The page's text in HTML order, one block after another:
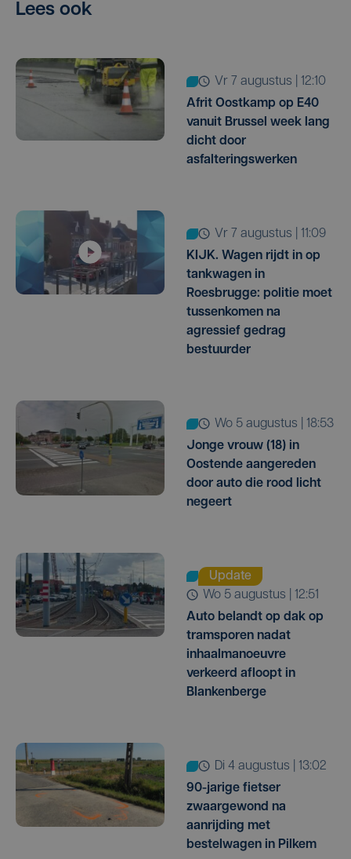
Lees ook
vr 7 augustus | 12:10
Afrit Oostkamp op E40
vanuit Brussel week lang
dicht door
asfalteringswerken
vr 7 augustus | 11:09
KIJK. Wagen rijdt in op
tankwagen in
Roesbrugge: politie moet
tussenkomen na
agressief gedrag
bestuurder
wo 5 augustus | 18:53
Jonge vrouw (18) in
Oostende aangereden
door auto die rood licht
negeert
Update
wo 5 augustus | 12:51
Auto belandt op dak op
tramsporen nadat
inhaalmanoeuvre
verkeerd afloopt in
Blankenberge
di 4 augustus | 13:02
90-jarige fietser
zwaargewond na
aanrijding met
bestelwagen in Pilkem